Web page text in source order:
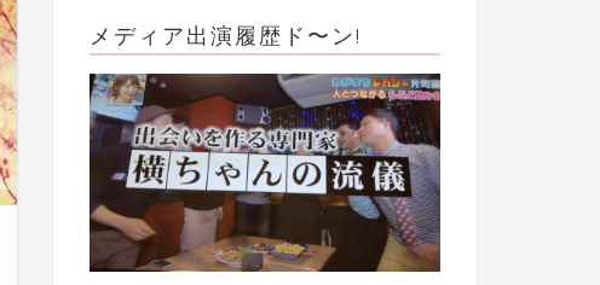
メディア出演履歴ド〜ン!